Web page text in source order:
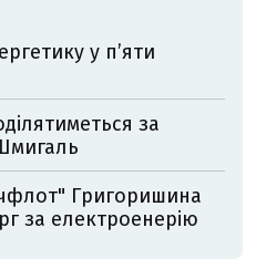
у пʼяти
за
Григоришина
за електроенерію